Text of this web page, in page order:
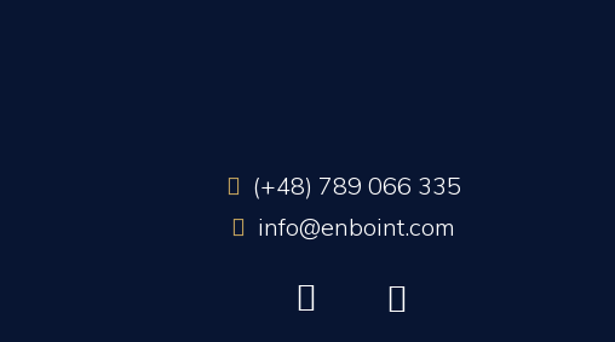
(+48) 789 066 335
info@enboint.com